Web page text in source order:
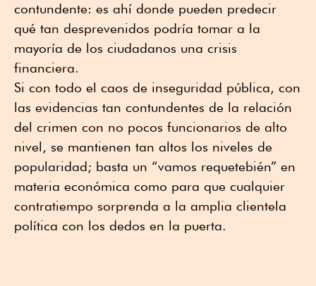
contundente: es ahí donde pueden predecir
qué tan desprevenidos podría tomar a la
mayoría de los ciudadanos una crisis
financiera.
Si con todo el caos de inseguridad pública, con
las evidencias tan contundentes de la relación
del crimen con no pocos funcionarios de alto
nivel, se mantienen tan altos los niveles de
popularidad; basta un “vamos requetebién” en
materia económica como para que cualquier
contratiempo sorprenda a la amplia clientela
política con los dedos en la puerta.